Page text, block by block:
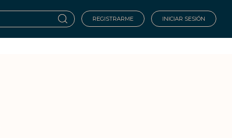
REGISTRARME INICIAR SESIÓN